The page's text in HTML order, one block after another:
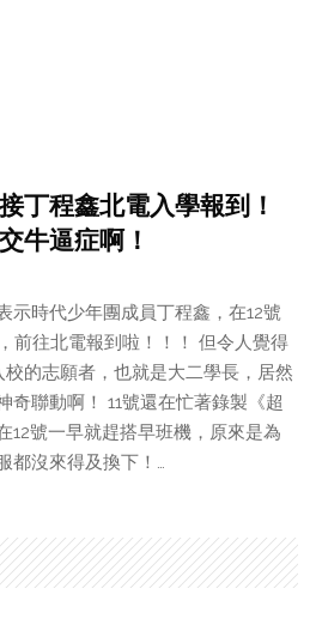
丁程鑫北電入學報到！
牛逼症啊！
示時代少年團成員丁程鑫，在12號
前往北電報到啦！！！ 但令人覺得
校的志願者，也就是大二學長，居然
奇聯動啊！ 11號還在忙著錄製《超
12號一早就趕搭早班機，原來是為
都沒來得及換下！…